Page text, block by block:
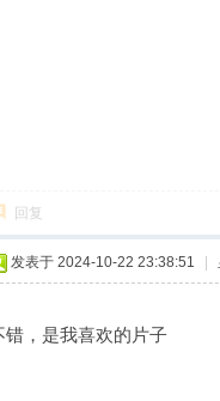
回复
发表于 2024-10-22 23:38:51
错，是我喜欢的片子